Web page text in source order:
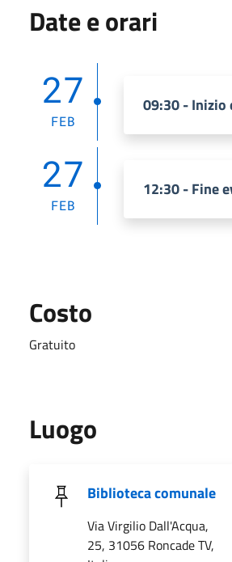
Date e orari
27
FEB
09:30 - Inizio
27
FEB
12:30 - Fine
Costo
Gratuito
Luogo
Biblioteca comunale
Via Virgilio Dall'Acqua,
25, 31056 Roncade TV,